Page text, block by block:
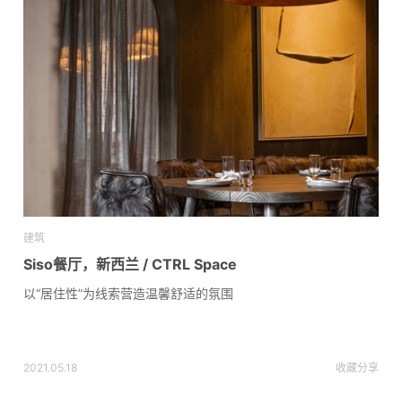
建筑
Siso餐厅，新西兰 / CTRL Space
以“居住性”为线索营造温馨舒适的氛围
2021.05.18 收藏分享